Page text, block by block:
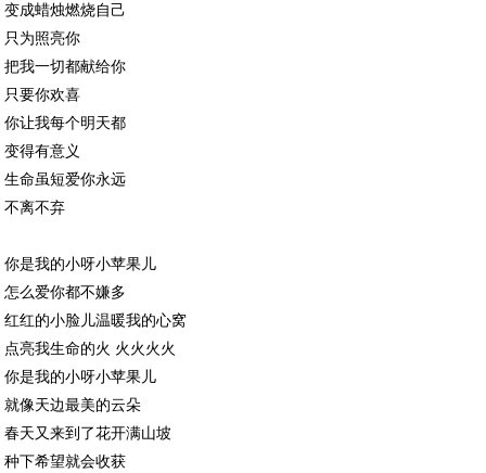
变成蜡烛燃烧自己
只为照亮你
把我一切都献给你
只要你欢喜
你让我每个明天都
变得有意义
生命虽短爱你永远
不离不弃
你是我的小呀小苹果儿
怎么爱你都不嫌多
红红的小脸儿温暖我的心窝
点亮我生命的火 火火火火
你是我的小呀小苹果儿
就像天边最美的云朵
春天又来到了花开满山坡
种下希望就会收获